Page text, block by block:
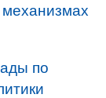
по